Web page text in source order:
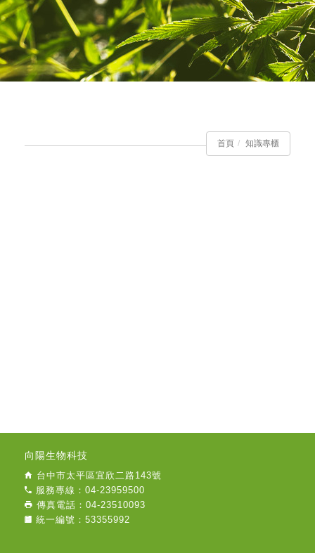
首頁 知識專櫃
向陽生物科技
台中市太平區宜欣二路143號
服務專線：04-23959500
傳真電話：04-23510093
統一編號：53355992